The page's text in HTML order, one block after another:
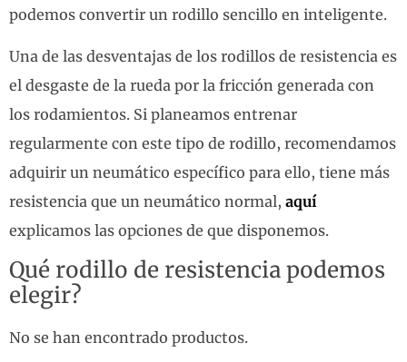
podemos convertir un rodillo sencillo en inteligente.
Una de las desventajas de los rodillos de resistencia es
el desgaste de la rueda por la fricción generada con
los rodamientos. Si planeamos entrenar
regularmente con este tipo de rodillo, recomendamos
adquirir un neumático específico para ello, tiene más
resistencia que un neumático normal, aquí
explicamos las opciones de que disponemos.
Qué rodillo de resistencia podemos
elegir?
No se han encontrado productos.